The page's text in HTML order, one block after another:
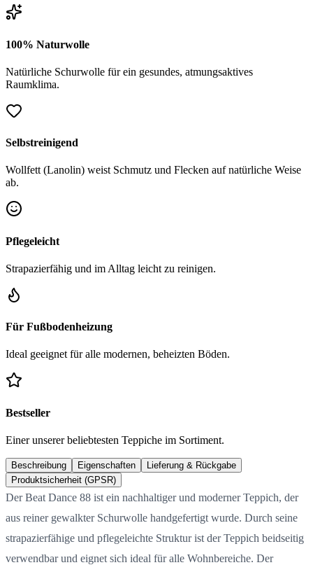
100% Naturwolle
Natürliche Schurwolle für ein gesundes, atmungsaktives
Raumklima.
Selbstreinigend
Wollfett (Lanolin) weist Schmutz und Flecken auf natürliche Weise
ab.
Pflegeleicht
Strapazierfähig und im Alltag leicht zu reinigen.
Für Fußbodenheizung
Ideal geeignet für alle modernen, beheizten Böden.
Bestseller
Einer unserer beliebtesten Teppiche im Sortiment.
Beschreibung Eigenschaften
Lieferung & Rückgabe
Produktsicherheit (GPSR)
Der Beat Dance 88 ist ein nachhaltiger und moderner Teppich, der
aus reiner gewalkter Schurwolle handgefertigt wurde. Durch seine
strapazierfähige und pflegeleichte Struktur ist der Teppich beidseitig
verwendbar und eignet sich ideal für alle Wohnbereiche. Der